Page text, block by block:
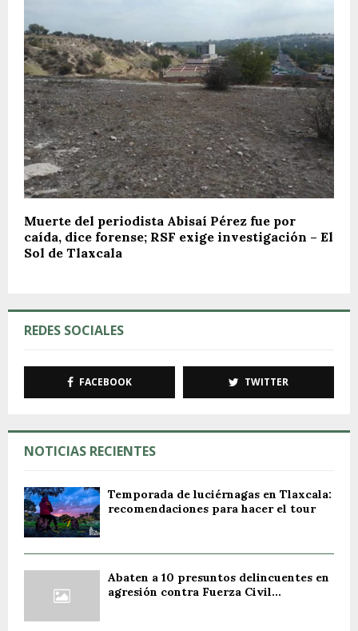
Muerte del periodista Abisaí Pérez fue por
caída, dice forense; RSF exige investigación – El
Sol de Tlaxcala
REDES SOCIALES
FACEBOOK TWITTER
NOTICIAS RECIENTES
Temporada de luciérnagas en Tlaxcala:
recomendaciones para hacer el tour
Abaten a 10 presuntos delincuentes en
agresión contra Fuerza Civil...